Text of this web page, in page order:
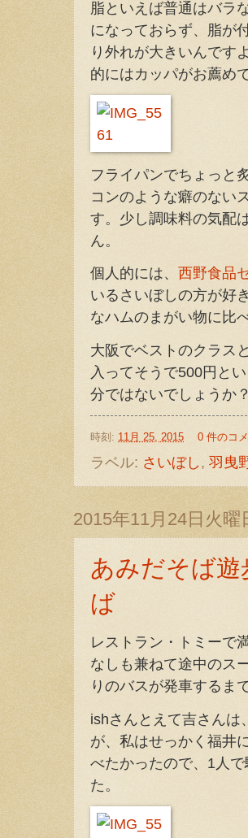
脂といえば普通はバラ
になっておらず、脂が
り外れが大きいんです
的にはカッパがお薦めで
フライパンでちょっと
コンのような癖のない
す。少し調味料の気配
ん。
個人的には、 西野食品
いるさいぼしの方が好
なハムのまがい物に比
大阪でベストのクラス
入ってそうで500円と
分ではないでしょうか？
時刻: 11月 25, 2015 0 件のコ
ラベル: さいぼし , 羽曳
2015年11月24日火曜
あみだそば
ば
レストラン・トミーで
なしも兼ねて途中のス
りのバスが発車するま
ishさんとえて吉さんは
が、私はせっかく福井
べたかったので、1人
た。